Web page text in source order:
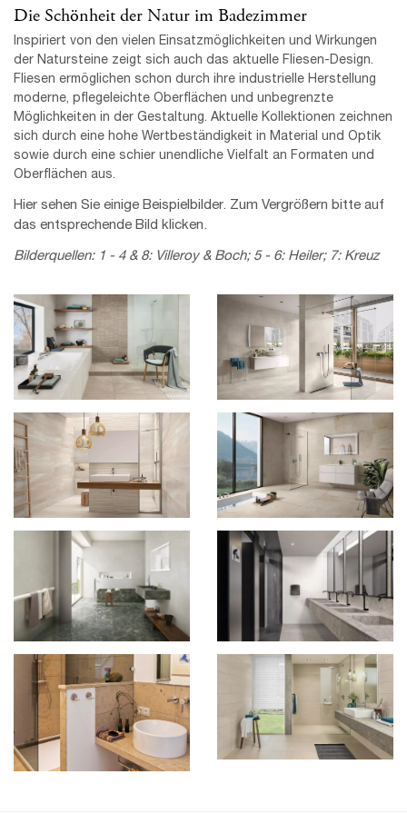
Die Schönheit der Natur im Badezimmer
Inspiriert von den vielen Einsatzmöglichkeiten und Wirkungen
der Natursteine zeigt sich auch das aktuelle Fliesen-Design.
Fliesen ermöglichen schon durch ihre industrielle Herstellung
moderne, pflegeleichte Oberflächen und unbegrenzte
Möglichkeiten in der Gestaltung. Aktuelle Kollektionen zeichnen
sich durch eine hohe Wertbeständigkeit in Material und Optik
sowie durch eine schier unendliche Vielfalt an Formaten und
Oberflächen aus.
Hier sehen Sie einige Beispielbilder. Zum Vergrößern bitte auf
das entsprechende Bild klicken.
Bilderquellen: 1 - 4 & 8: Villeroy & Boch; 5 - 6: Heiler; 7: Kreuz